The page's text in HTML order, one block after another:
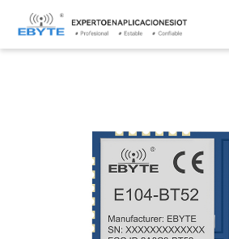
Home > Módulo > BLE > Other